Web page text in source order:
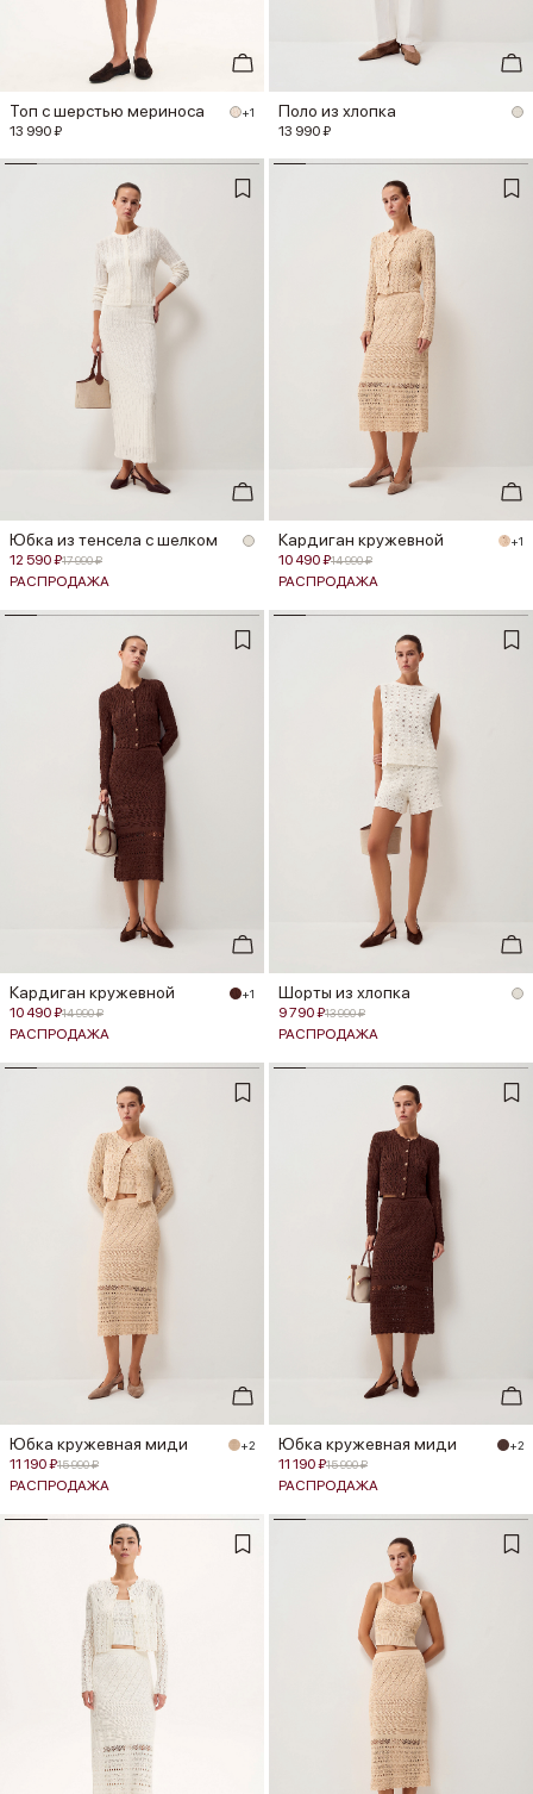
Топ с шерстью мериноса +1
13 990 ₽
Поло из хлопка
13 990 ₽
Юбка из тенсела с шелком
12 590 ₽17 990 ₽
РАСПРОДАЖА
Кардиган кружевной +1
10 490 ₽14 990 ₽
РАСПРОДАЖА
Кардиган кружевной +1
10 490 ₽14 990 ₽
РАСПРОДАЖА
Шорты из хлопка
9 790 ₽13 990 ₽
РАСПРОДАЖА
Юбка кружевная миди +2
11 190 ₽15 990 ₽
РАСПРОДАЖА
Юбка кружевная миди +2
11 190 ₽15 990 ₽
РАСПРОДАЖА